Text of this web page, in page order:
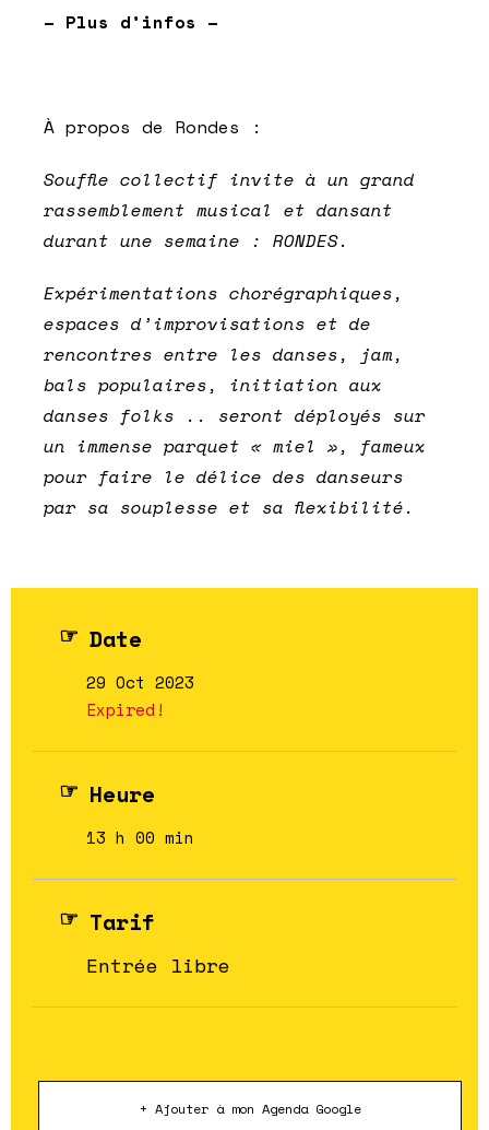
– Plus d’infos –
À propos de Rondes :
Souffle collectif invite à un grand
rassemblement musical et dansant
durant une semaine : RONDES.
Expérimentations chorégraphiques,
espaces d’improvisations et de
rencontres entre les danses, jam,
bals populaires, initiation aux
danses folks .. seront déployés sur
un immense parquet « miel », fameux
pour faire le délice des danseurs
par sa souplesse et sa flexibilité.
Date
29 Oct 2023
Expired!
Heure
13 h 00 min
Tarif
Entrée libre
+ Ajouter à mon Agenda Google